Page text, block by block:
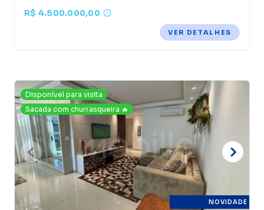
R$ 4.500.000,00
VER DETALHES
Disponível para visita
Sacada com churrasqueira 🔥
NOVIDADE